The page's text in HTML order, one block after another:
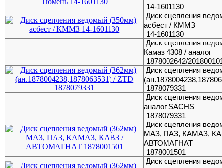
14-1601130
Диск сцепления
асбест / КММЗ
14-1601130
Диск сцепления
Камаз 4308 / аналог
1878002642/
Диск сцепления
1878079331
Диск сцепления
аналог SACHS
1878079331
Диск сцепления
МАЗ, ПАЗ, КАМАЗ,
АВТОМАГНАТ
1878001501
Диск сцепления